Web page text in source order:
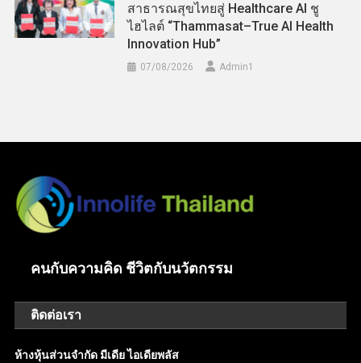
สาธารณสุขไทยสู่ Healthcare AI ชู
ไฮไลต์ “Thammasat–True AI Health
Innovation Hub”
07/08/2026 Admin​1
คนกับความคิด ชีวิตกับนวัตกรรม
ติดต่อเรา
ห้างหุ้นส่วนจำกัด มีเดีย ไอเดียพลัส